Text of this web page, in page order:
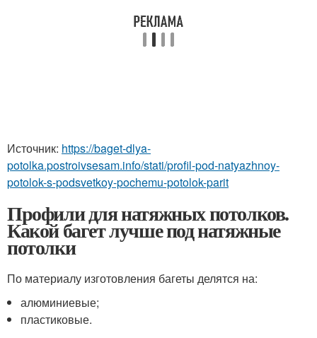
Источник: https://baget-dlya-
potolka.postroivsesam.info/stati/profil-pod-natyazhnoy-
potolok-s-podsvetkoy-pochemu-potolok-parit
Профили для натяжных потолков.
Какой багет лучше под натяжные
потолки
По материалу изготовления багеты делятся на:
алюминиевые;
пластиковые.